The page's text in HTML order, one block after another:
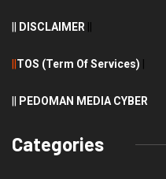
DISCLAIMER
TOS (Term Of Services)
PEDOMAN MEDIA CYBER
Categories